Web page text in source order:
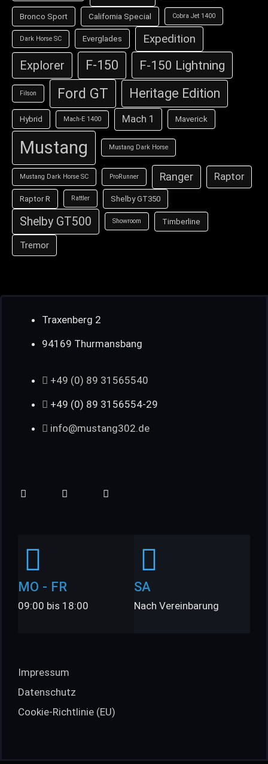
Bronco Sport California Special Cobra Jet 1400
Dark Horse SC Everglades Expedition
Explorer F-150 F-150 Lightning
Filson Ford GT Heritage Edition
Hybrid Mach-E 1400 Mach 1 Maverick
Mustang Mustang Dark Horse
Mustang Dark Horse SC ProRunner Ranger Raptor
Raptor R Rattler Shelby GT350
Shelby GT500 Showroom Timberline
Tremor
Traxenberg 2
94169 Thurmansbang
+49 (0) 89 31565540
+49 (0) 89 3156554-29
info@mustang302.de
MO - FR
09:00 bis 18:00
SA
Nach Vereinbarung
Impressum
Datenschutz
Cookie-Richtlinie (EU)